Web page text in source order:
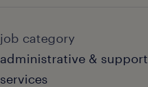
job category
administrative & support
services